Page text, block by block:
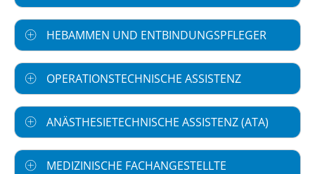
HEBAMMEN UND ENTBINDUNGSPFLEGER
OPERATIONSTECHNISCHE ASSISTENZ
ANÄSTHESIETECHNISCHE ASSISTENZ (ATA)
MEDIZINISCHE FACHANGESTELLTE